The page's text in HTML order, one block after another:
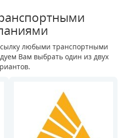
любыми транспортными
Вам выбрать один из двух